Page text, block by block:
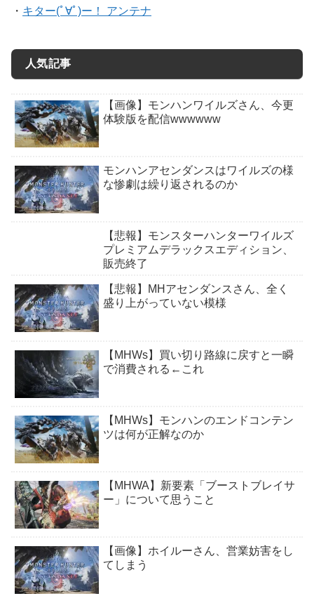
・ キター(ﾟ∀ﾟ)ー！ アンテナ
人気記事
【画像】モンハンワイルズさん、今更
体験版を配信wwwwww
モンハンアセンダンスはワイルズの様
な惨劇は繰り返されるのか
【悲報】モンスターハンターワイルズ
プレミアムデラックスエディション、
販売終了
【悲報】MHアセンダンスさん、全く
盛り上がっていない模様
【MHWs】買い切り路線に戻すと一瞬
で消費される←これ
【MHWs】モンハンのエンドコンテン
ツは何が正解なのか
【MHWA】新要素「ブーストブレイサ
ー」について思うこと
【画像】ホイルーさん、営業妨害をし
てしまう